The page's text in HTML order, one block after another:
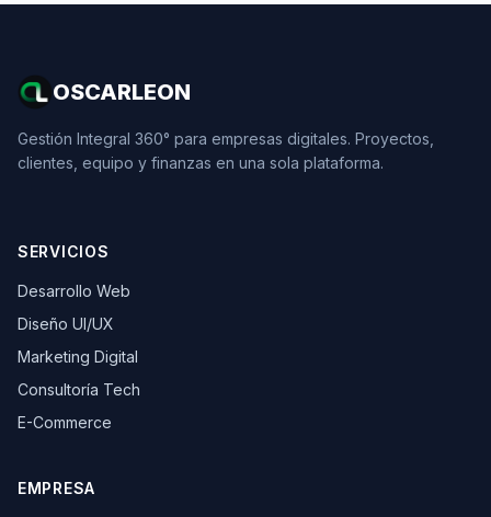
OSCARLEON
Gestión Integral 360° para empresas digitales. Proyectos,
clientes, equipo y finanzas en una sola plataforma.
SERVICIOS
Desarrollo Web
Diseño UI/UX
Marketing Digital
Consultoría Tech
E-Commerce
EMPRESA